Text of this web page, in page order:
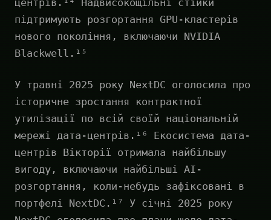
підтримують розгортання GPU-кластерів
нового покоління, включаючи NVIDIA
Blackwell.¹⁵
У травні 2025 року NextDC оголосила про
історичне зростання контрактної
утилізації по всій своїй національній
мережі дата-центрів.¹⁶ Екосистема дата-
центрів Вікторії отримала найбільшу
вигоду, включаючи найбільші AI-
розгортання, коли-небудь зафіксовані в
портфелі NextDC.¹⁷ У січні 2025 року